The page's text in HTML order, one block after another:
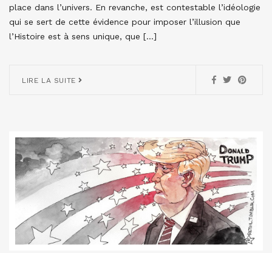
place dans l’univers. En revanche, est contestable l’idéologie
qui se sert de cette évidence pour imposer l’illusion que
l’Histoire est à sens unique, que […]
LIRE LA SUITE